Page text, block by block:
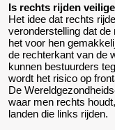
Is rechts rijden
Het idee dat rechts
veronderstelling dat
het voor hen
de rechterkant van de
kunnen bestuurders
wordt het risico op
De
waar men rechts
landen die links rijden.